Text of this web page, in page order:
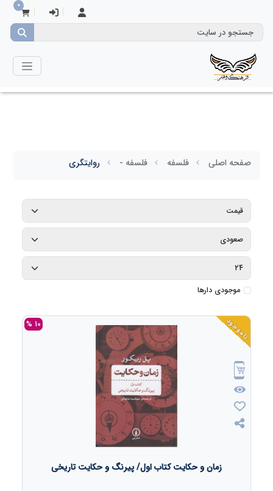
0
صفحه اصلی فلسفه فلسفه - روایتگری
موجودی دارها
ناموجود 10 %
زمان و حکایت کتاب اول/ پیرنگ و حکایت تاریخی